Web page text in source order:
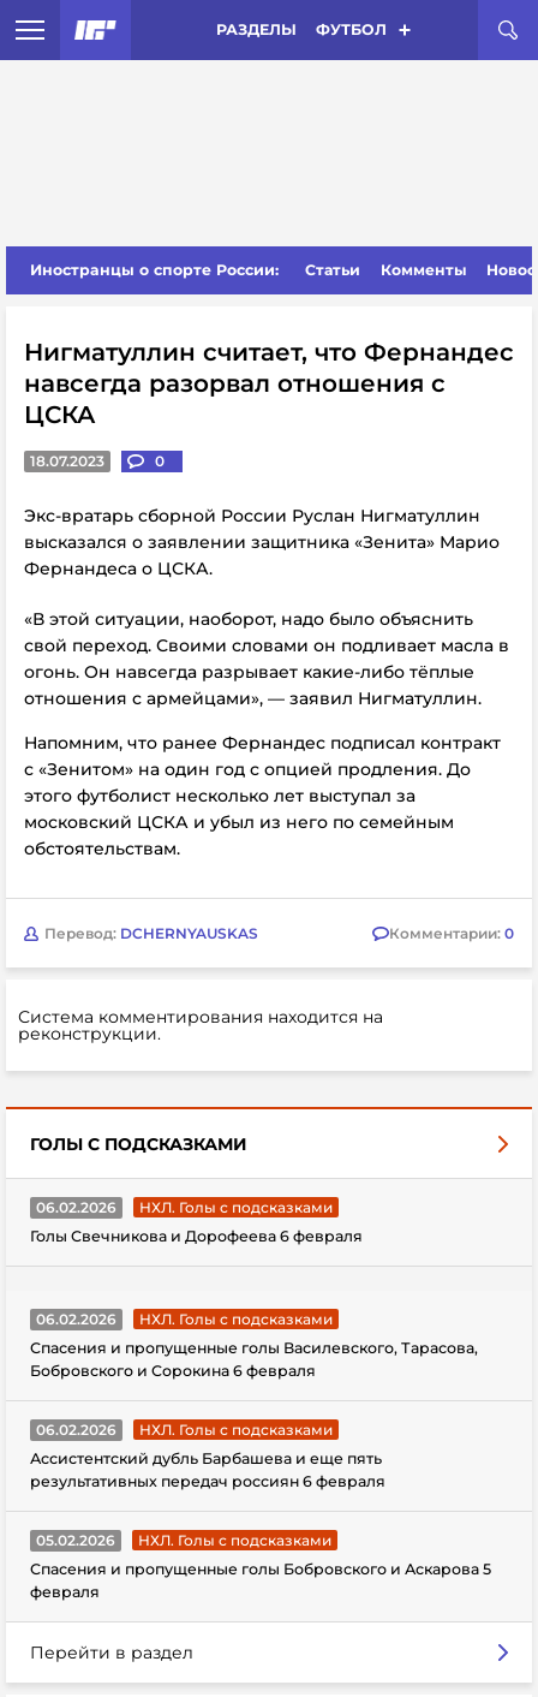
РАЗДЕЛЫ ФУТБОЛ
Иностранцы о спорте России: Статьи Комменты
Нигматуллин считает, что Фернандес
навсегда разорвал отношения с
ЦСКА
18.07.2023 0
Экс-вратарь сборной России Руслан Нигматуллин
высказался о заявлении защитника «Зенита» Марио
Фернандеса о ЦСКА.
«В этой ситуации, наоборот, надо было объяснить
свой переход. Своими словами он подливает масла в
огонь. Он навсегда разрывает какие-либо тёплые
отношения с армейцами», — заявил Нигматуллин.
Напомним, что ранее Фернандес подписал контракт
с «Зенитом» на один год с опцией продления. До
этого футболист несколько лет выступал за
московский ЦСКА и убыл из него по семейным
обстоятельствам.
Перевод: DCHERNYAUSKAS Комментарии: 0
Система комментирования находится на
реконструкции.
ГОЛЫ С ПОДСКАЗКАМИ
06.02.2026
НХЛ. Голы с подсказками
Голы Свечникова и Дорофеева 6 февраля
06.02.2026
НХЛ. Голы с подсказками
Спасения и пропущенные голы Василевского, Тарасова,
Бобровского и Сорокина 6 февраля
06.02.2026
НХЛ. Голы с подсказками
Ассистентский дубль Барбашева и еще пять
результативных передач россиян 6 февраля
05.02.2026
НХЛ. Голы с подсказками
Спасения и пропущенные голы Бобровского и Аскарова 5
февраля
Перейти в раздел